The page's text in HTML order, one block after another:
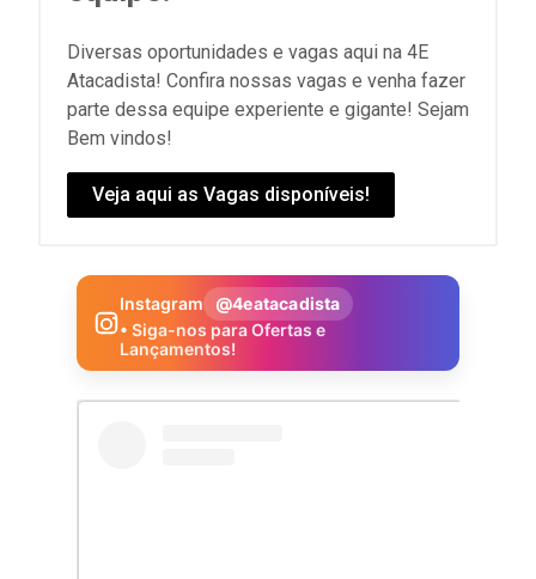
Diversas oportunidades e vagas aqui na 4E
Atacadista! Confira nossas vagas e venha fazer
parte dessa equipe experiente e gigante! Sejam
Bem vindos!
Veja aqui as Vagas disponíveis!
Instagram
@4eatacadista
• Siga-nos para Ofertas e
Lançamentos!